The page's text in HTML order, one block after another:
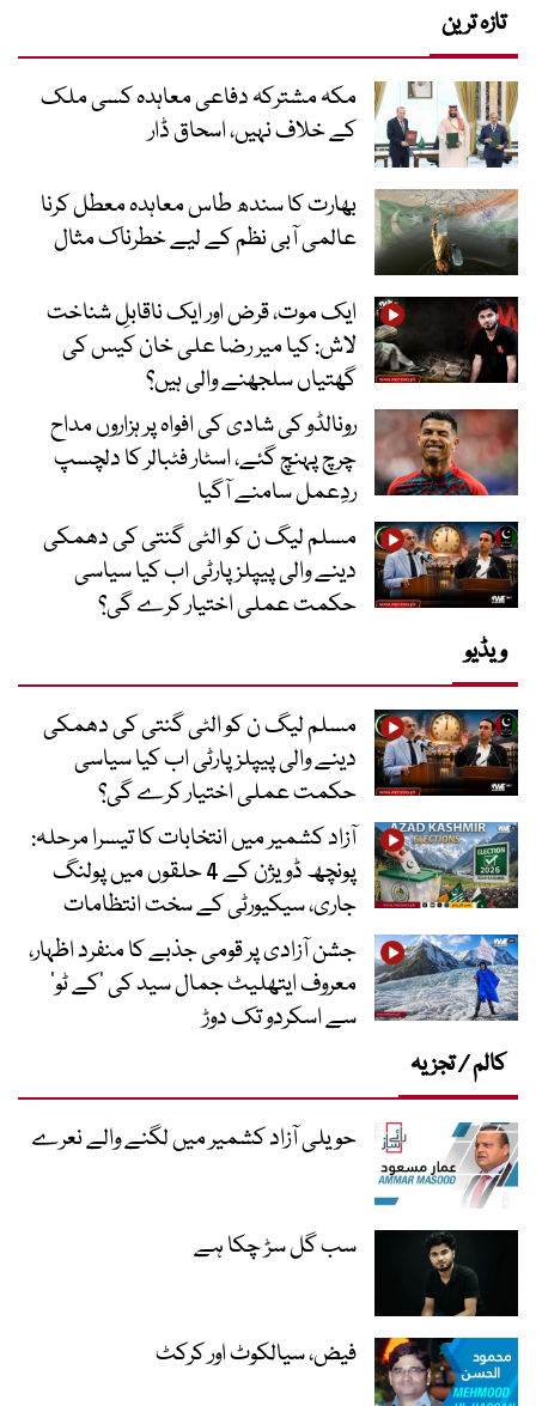
تازہ ترین
مکہ مشترکہ دفاعی معاہدہ کسی ملک
کے خلاف نہیں، اسحاق ڈار
بھارت کا سندھ طاس معاہدہ معطل کرنا
عالمی آبی نظم کے لیے خطرناک مثال
ایک موت، قرض اور ایک ناقابلِ شناخت
لاش: کیا میر رضا علی خان کیس کی
گھتیاں سلجھنے والی ہیں؟
رونالڈو کی شادی کی افواہ پر ہزاروں مداح
چرچ پہنچ گئے، اسٹار فٹبالر کا دلچسپ
ردِعمل سامنے آگیا
مسلم لیگ ن کو الٹی گنتی کی دھمکی
دینے والی پیپلز پارٹی اب کیا سیاسی
حکمت عملی اختیار کرے گی؟
ویڈیو
مسلم لیگ ن کو الٹی گنتی کی دھمکی
دینے والی پیپلز پارٹی اب کیا سیاسی
حکمت عملی اختیار کرے گی؟
آزاد کشمیر میں انتخابات کا تیسرا مرحلہ:
پونچھ ڈویژن کے 4 حلقوں میں پولنگ
جاری، سیکیورٹی کے سخت انتظامات
جشن آزادی پر قومی جذبے کا منفرد اظہار،
معروف ایتھلیٹ جمال سید کی ’کے ٹو‘
سے اسکردو تک دوڑ
کالم / تجزیہ
حویلی آزاد کشمیر میں لگنے والے نعرے
سب گل سڑ چکا ہے
فیض، سیالکوٹ اور کرکٹ